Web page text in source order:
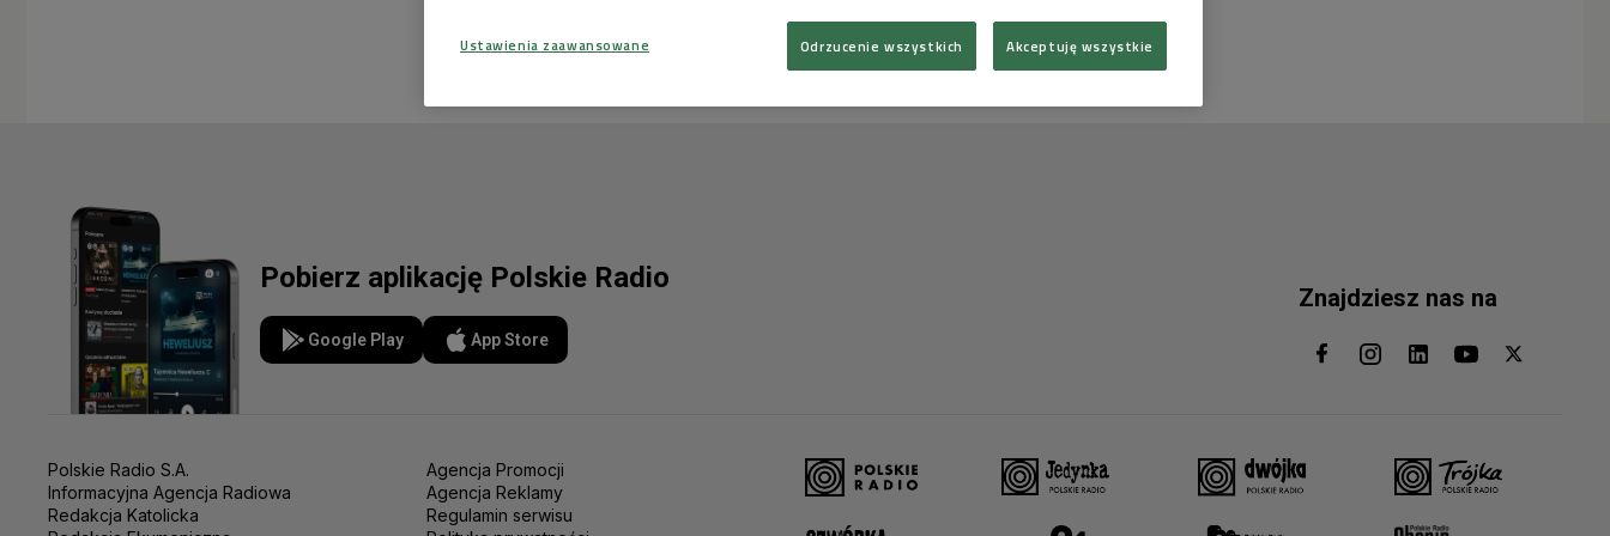
Pobierz aplikację Polskie Radio
Google Play App Store
Znajdziesz nas na
Polskie Radio S.A.
Informacyjna Agencja Radiowa
Redakcja Katolicka
Agencja Promocji
Agencja Reklamy
Regulamin serwisu
Ustawienia zaawansowane Odrzucenie wszystkich Akceptuję wszystkie